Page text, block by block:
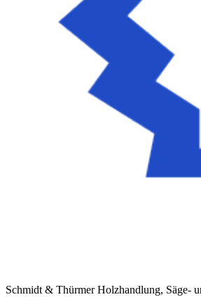
Schmidt & Thürmer Holzhandlung, Säge-